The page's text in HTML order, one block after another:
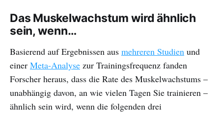
Das Muskelwachstum wird ähnlich
sein, wenn…
Basierend auf Ergebnissen aus mehreren Studien und
einer Meta-Analyse zur Trainingsfrequenz fanden
Forscher heraus, dass die Rate des Muskelwachstums –
unabhängig davon, an wie vielen Tagen Sie trainieren –
ähnlich sein wird, wenn die folgenden drei